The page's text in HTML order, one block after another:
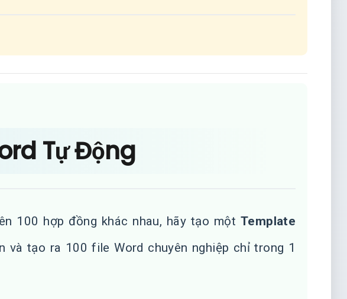
Tự Động
100 hợp đồng khác nhau, hãy tạo mộtTemplate
tạo ra 100 file Word chuyên nghiệp chỉ trong 1